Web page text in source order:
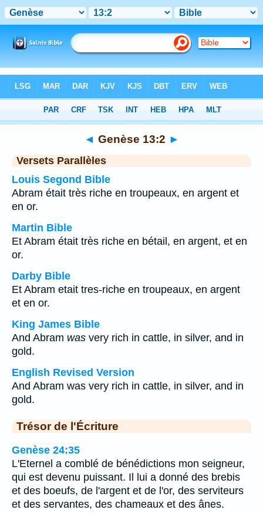
Chapitre 13 > Verset 2
◄ Genèse 13:2 ►
Versets Parallèles
Louis Segond Bible
Abram était très riche en troupeaux, en argent et
en or.
Martin Bible
Et Abram était très riche en bétail, en argent, et en
or.
Darby Bible
Et Abram etait tres-riche en troupeaux, en argent
et en or.
King James Bible
And Abram was very rich in cattle, in silver, and in
gold.
English Revised Version
And Abram was very rich in cattle, in silver, and in
gold.
Trésor de l'Écriture
Genèse 24:35
L'Eternel a comblé de bénédictions mon seigneur,
qui est devenu puissant. Il lui a donné des brebis
et des boeufs, de l'argent et de l'or, des serviteurs
et des servantes, des chameaux et des ânes.